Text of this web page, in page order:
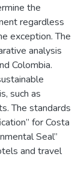
the
regardless
exception. The
analysis
Colombia.
such as
The standards
for Costa
Seal”
and travel